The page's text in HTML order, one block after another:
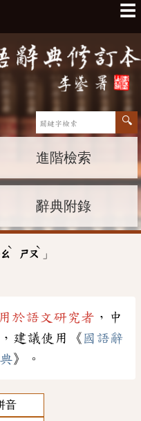
☰
進階檢索
辭典附錄
ˋ
ㄕㄡ
ˋ
」
於語文研究者 ，中
建議使用《 國語辭
》。
音